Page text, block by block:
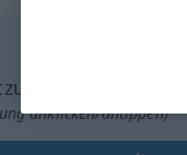
anklicken/antippen)